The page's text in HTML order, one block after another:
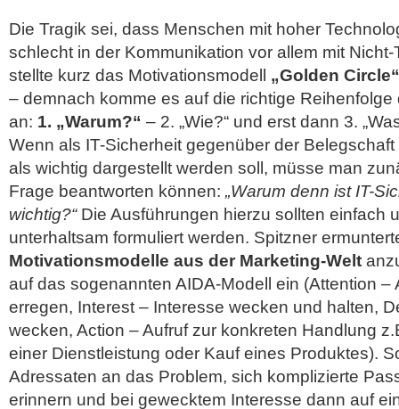
Die Tragik sei, dass Menschen mit hoher
schlecht in der Kommunikation vor allem mit
stellte kurz das Motivationsmodell „Golden
– demnach komme es auf die richtige
an: 1. „Warum?“ – 2. „Wie?“ und erst dann 3.
Wenn als IT-Sicherheit gegenüber der
als wichtig dargestellt werden soll, müsse man
Frage beantworten können: „Warum denn ist IT-
wichtig?“Die Ausführungen hierzu sollten einfach
unterhaltsam formuliert werden. Spitzner
Motivationsmodelle aus der Marketing-Welt
auf das sogenannten AIDA-Modell ein (Attention –
erregen, Interest – Interesse wecken und halten,
wecken, Action – Aufruf zur konkreten Handlung
einer Dienstleistung oder Kauf eines Produktes).
Adressaten an das Problem, sich komplizierte
erinnern und bei gewecktem Interesse dann auf